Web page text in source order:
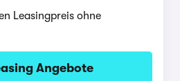
Leasingpreis ohne
Angebote